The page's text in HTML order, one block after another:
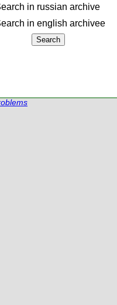
in russian archive
in english archiveе